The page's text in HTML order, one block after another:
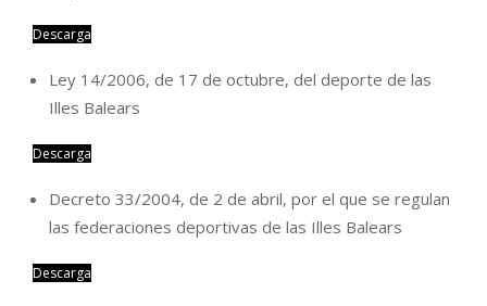
Descarga
Ley 14/2006, de 17 de octubre, del deporte de las
Illes Balears
Descarga
Decreto 33/2004, de 2 de abril, por el que se regulan
las federaciones deportivas de las Illes Balears
Descarga